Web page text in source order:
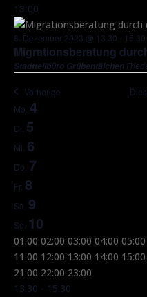
13:00
8. Dezember 2023 @ 13:30 - 15:30
Migrationsberatung
Stadtteilbüro Grübentälchen
Vorherige
Woche
von
Veranstaltungen
Mo. 4
Di. 5
Mi. 6
Do. 7
Fr. 8
Sa. 9
So. 10
00:00
01:00 02:00 03:00 04:00 05:00
11:00 12:00 13:00 14:00 15:00
21:00 22:00 23:0000:00
Montag,
Keine
Dienstag,
Keine
Mittwoch,
Keine
Donnerstag,
Keine
Freitag,
December
13:30 - 15:30